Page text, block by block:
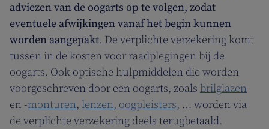
adviezen van de oogarts op te volgen, zodat
eventuele afwijkingen vanaf het begin kunnen
worden aangepakt. De verplichte verzekering komt
tussen in de kosten voor raadplegingen bij de
oogarts. Ook optische hulpmiddelen die worden
voorgeschreven door een oogarts, zoals brilglazen
en -monturen, lenzen, oogpleisters, … worden via
de verplichte verzekering deels terugbetaald.